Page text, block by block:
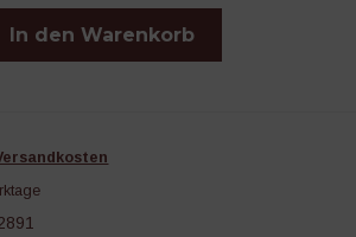
In den Warenkorb